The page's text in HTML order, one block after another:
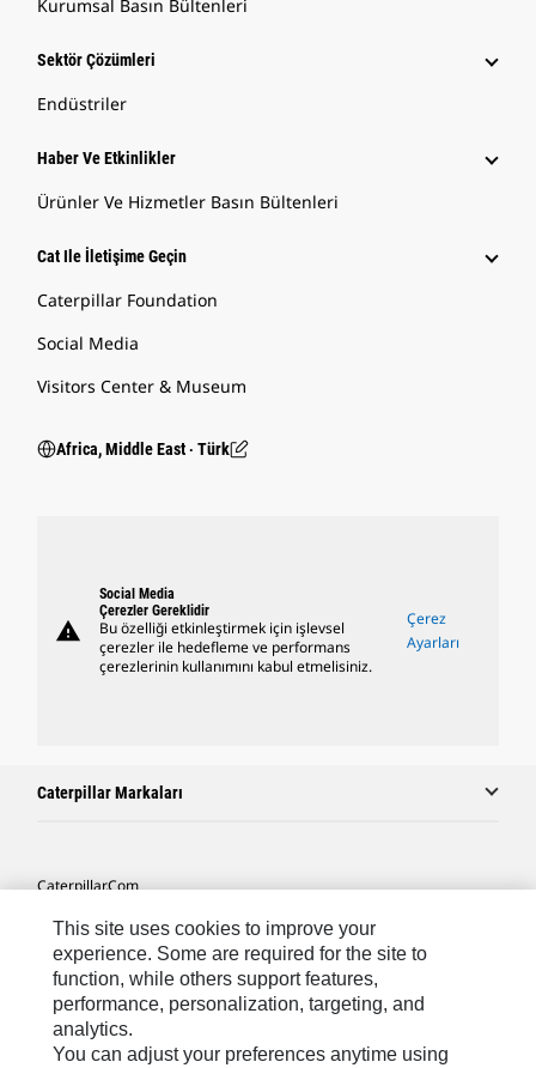
Kurumsal Basın Bültenleri
Sektör Çözümleri
Endüstriler
Haber Ve Etkinlikler
Ürünler Ve Hizmetler Basın Bültenleri
Cat Ile İletişime Geçin
Caterpillar Foundation
Social Media
Visitors Center & Museum
Africa, Middle East ‧ Türk
warning
Social Media
Çerezler Gereklidir
Bu özelliği etkinleştirmek için işlevsel
çerezler ile hedefleme ve performans
çerezlerinin kullanımını kabul etmelisiniz.
Çerez
Ayarları
Caterpillar Markaları
Caterpillar.com
Caterpillar Müşteri Hizmetleri Ve Iletişim
Site Haritası
Cookie Settings
Yasal
This site uses cookies to improve your
experience. Some are required for the site to
function, while others support features,
performance, personalization, targeting, and
analytics.
You can adjust your preferences anytime using